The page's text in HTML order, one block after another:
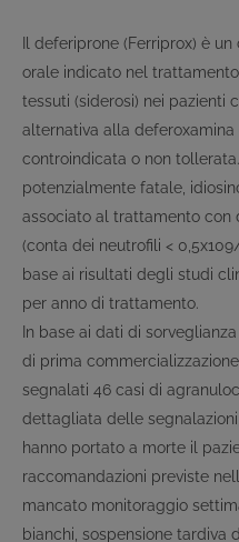
Il deferiprone (Ferriprox) è
orale indicato nel
tessuti (siderosi) nei pazienti
alternativa alla
controindicata o non
potenzialmente fatale,
associato al trattamento con
(conta dei neutrofili <
base ai risultati degli studi
per anno di trattamento.
In base ai dati di
di prima
segnalati 46 casi di
dettagliata delle
hanno portato a morte il
raccomandazioni previste
mancato monitoraggio
bianchi, sospensione tardiva